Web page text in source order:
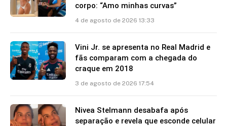
corpo: “Amo minhas curvas”
4 de agosto de 2026 13:33
Vini Jr. se apresenta no Real Madrid e
fãs comparam com a chegada do
craque em 2018
3 de agosto de 2026 17:54
Nivea Stelmann desabafa após
separação e revela que esconde celular